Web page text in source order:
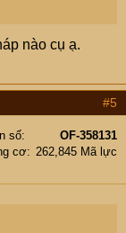
nào cụ ạ.
#5
số
OF-358131
cơ
262,845 Mã lực